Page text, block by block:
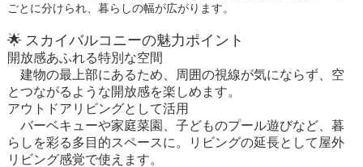
ごとに分けられ、暮らしの幅が広がります。
🌟 スカイバルコニーの魅力ポイント
開放感あふれる特別な空間
建物の最上部にあるため、周囲の視線が気にならず、空
とつながるような開放感を楽しめます。
アウトドアリビングとして活用
バーベキューや家庭菜園、子どものプール遊びなど、暮
らしを彩る多目的スペースに。リビングの延長として屋外
リビング感覚で使えます。